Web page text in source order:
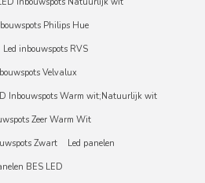
Philips Hue
Led inbouwspots RVS
Velvalux
Inbouwspots Warm wit;Natuurlijk wit
Zeer Warm Wit
Zwart
Led panelen
BES LED